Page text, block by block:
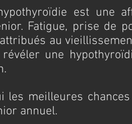
est une
Fatigue, prise de
au
une
les meilleures
annuel.